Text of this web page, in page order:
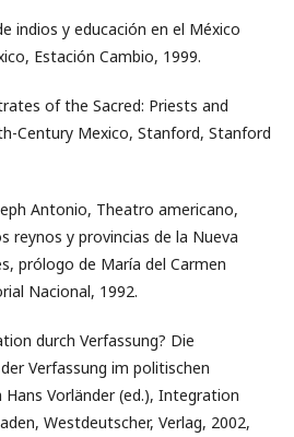
de indios y educación en el México
Estación Cambio, 1999.
of the Sacred: Priests and
Century Mexico, Stanford, Stanford
Antonio, Theatro americano,
reynos y provincias de la Nueva
prólogo de María del Carmen
Nacional, 1992.
durch Verfassung? Die
Verfassung im politischen
Vorländer (ed.), Integration
Westdeutscher, Verlag, 2002,